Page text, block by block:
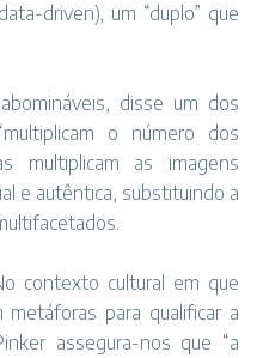
driven), um “duplo” que
disse um dos
o número dos
multiplicam as imagens
e autêntica, substituindo a
contexto cultural em que
metáforas para qualificar a
assegura-nos que “a